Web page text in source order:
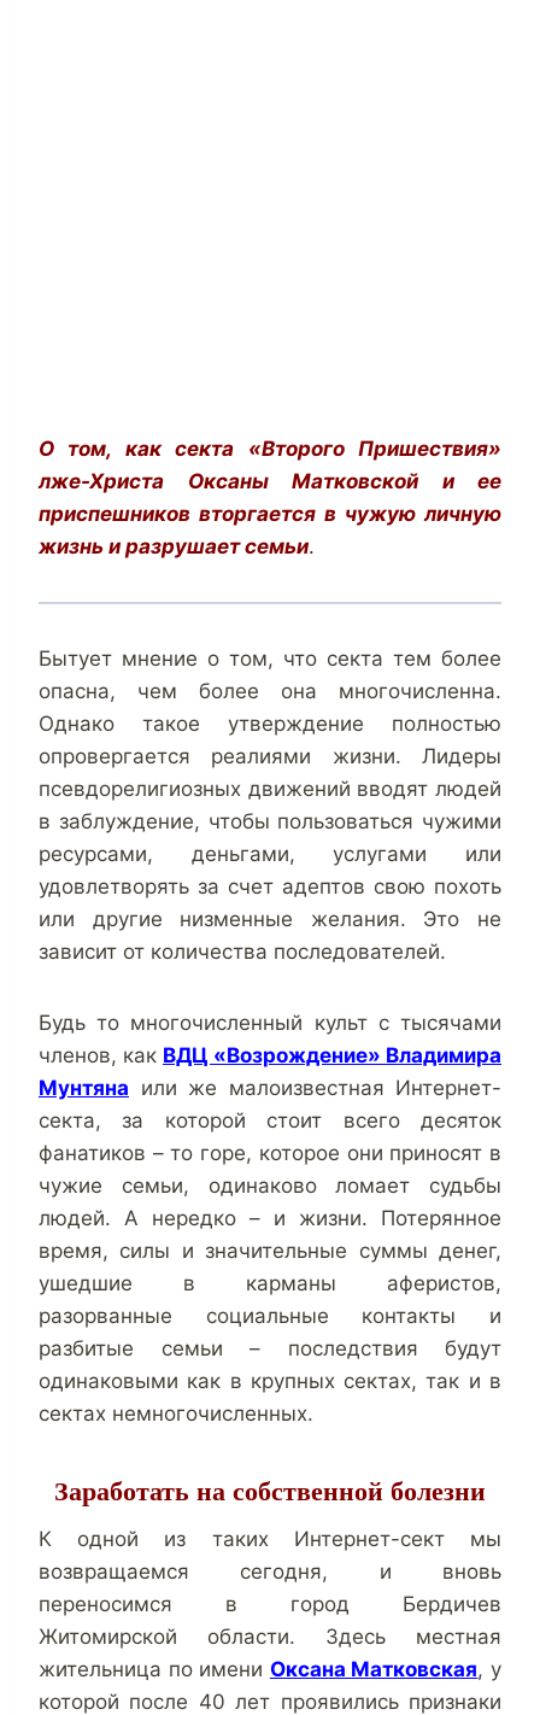
О том, как секта «Второго Пришествия»
лже-Христа Оксаны Матковской и ее
приспешников вторгается в чужую личную
жизнь и разрушает семьи.
Бытует мнение о том, что секта тем более
опасна, чем более она многочисленна.
Однако такое утверждение полностью
опровергается реалиями жизни. Лидеры
псевдорелигиозных движений вводят людей
в заблуждение, чтобы пользоваться чужими
ресурсами, деньгами, услугами или
удовлетворять за счет адептов свою похоть
или другие низменные желания. Это не
зависит от количества последователей.
Будь то многочисленный культ с тысячами
членов, как ВДЦ «Возрождение» Владимира
Мунтяна или же малоизвестная Интернет-
секта, за которой стоит всего десяток
фанатиков – то горе, которое они приносят в
чужие семьи, одинаково ломает судьбы
людей. А нередко – и жизни. Потерянное
время, силы и значительные суммы денег,
ушедшие в карманы аферистов,
разорванные социальные контакты и
разбитые семьи – последствия будут
одинаковыми как в крупных сектах, так и в
сектах немногочисленных.
Заработать на собственной болезни
К одной из таких Интернет-сект мы
возвращаемся сегодня, и вновь
переносимся в город Бердичев
Житомирской области. Здесь местная
жительница по имени Оксана Матковская, у
которой после 40 лет проявились признаки